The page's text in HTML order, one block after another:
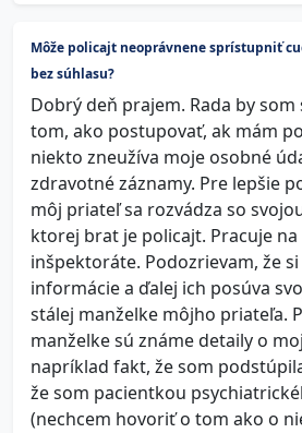
Môže policajt neoprávnene sprístupniť
bez súhlasu?
Dobrý deň prajem. Rada by
tom, ako postupovať, ak mám
niekto zneužíva moje osobné
zdravotné záznamy. Pre lepšie
môj priateľ sa rozvádza so
ktorej brat je policajt. Pracuje
inšpektoráte. Podozrievam, že
informácie a ďalej ich posúva
stálej manželke môjho priateľa.
manželke sú známe detaily o
napríklad fakt, že som
že som pacientkou
(nechcem hovoriť o tom ako o